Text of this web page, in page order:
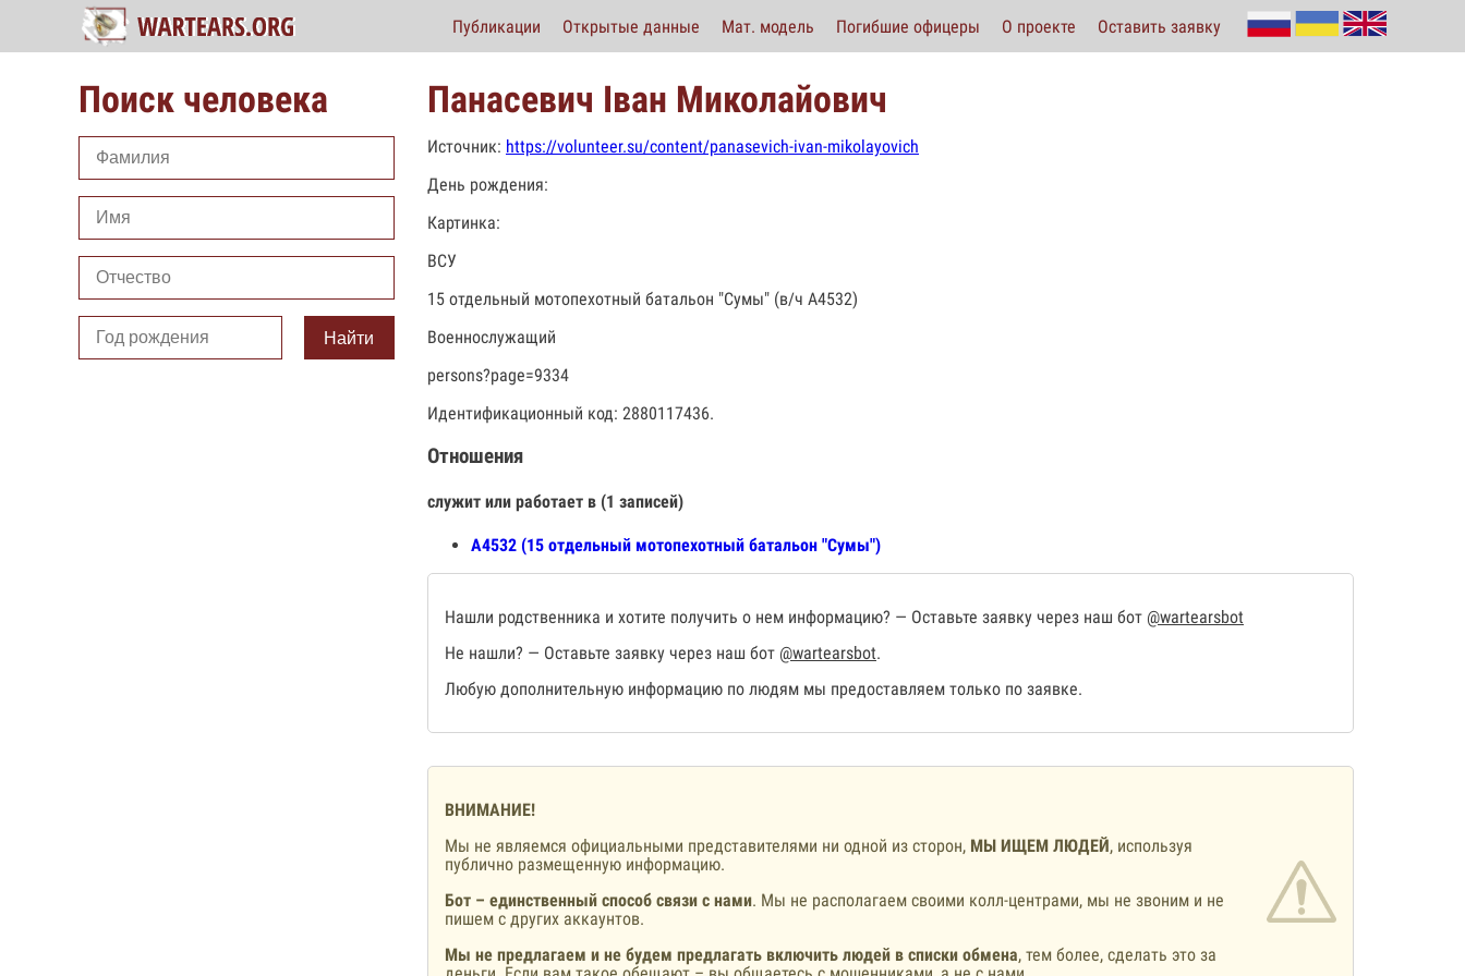
Публикации Открытые данные Мат. модель Погибшие офицеры О проекте Оставить заявку
Поиск человека
Найти
Панасевич Іван Миколайович
Источник: https://volunteer.su/content/panasevich-ivan-mikolayovich
День рождения:
Картинка:
ВСУ
15 отдельный мотопехотный батальон "Сумы" (в/ч А4532)
Военнослужащий
persons?page=9334
Идентификационный код: 2880117436.
Отношения
служит или работает в (1 записей)
А4532 (15 отдельный мотопехотный батальон "Сумы")
Нашли родственника и хотите получить о нем информацию? — Оставьте заявку через наш бот @wartearsbot
Не нашли? — Оставьте заявку через наш бот @wartearsbot.
Любую дополнительную информацию по людям мы предоставляем только по заявке.
ВНИМАНИЕ!
Мы не являемся официальными представителями ни одной из сторон, МЫ ИЩЕМ ЛЮДЕЙ, используя
публично размещенную информацию.
Бот – единственный способ связи с нами. Мы не располагаем своими колл-центрами, мы не звоним и не
пишем с других аккаунтов.
Мы не предлагаем и не будем предлагать включить людей в списки обмена, тем более, сделать это за